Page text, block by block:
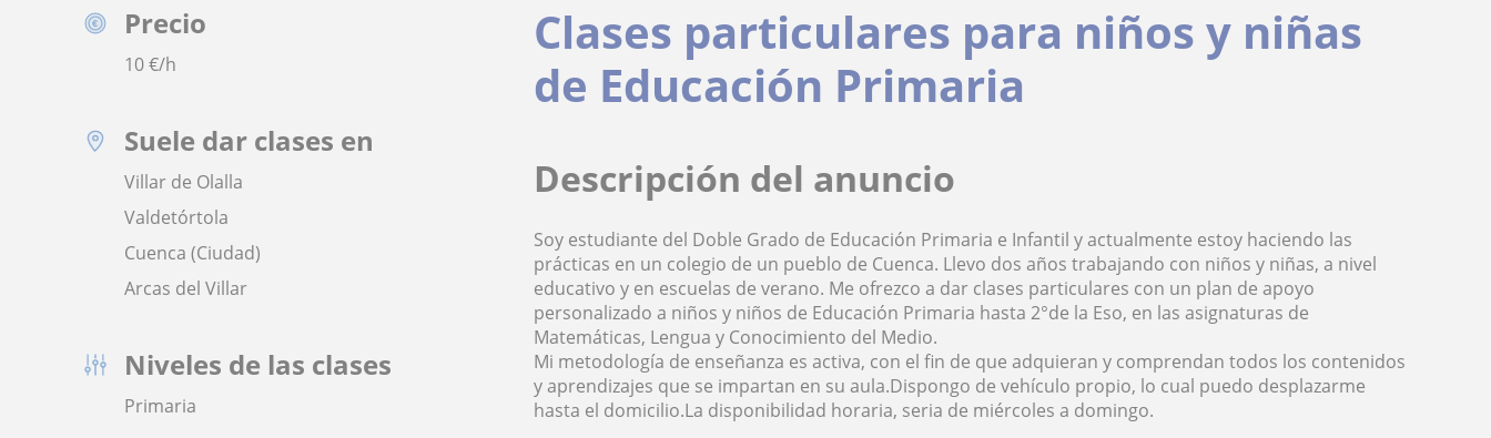
Precio
10€/h
Suele dar clases en
Villar de Olalla
Valdetórtola
Cuenca (Ciudad)
Arcas del Villar
Niveles de las clases
Primaria
Clases particulares para niños y niñas
de Educación Primaria
Descripción del anuncio
Soy estudiante del Doble Grado de Educación Primaria e Infantil y actualmente estoy haciendo las
prácticas en un colegio de un pueblo de Cuenca. Llevo dos años trabajando con niños y niñas, a nivel
educativo y en escuelas de verano. Me ofrezco a dar clases particulares con un plan de apoyo
personalizado a niños y niños de Educación Primaria hasta 2°de la Eso, en las asignaturas de
Matemáticas, Lengua y Conocimiento del Medio.
Mi metodología de enseñanza es activa, con el fin de que adquieran y comprendan todos los contenidos
y aprendizajes que se impartan en su aula.Dispongo de vehículo propio, lo cual puedo desplazarme
hasta el domicilio.La disponibilidad horaria, seria de miércoles a domingo.